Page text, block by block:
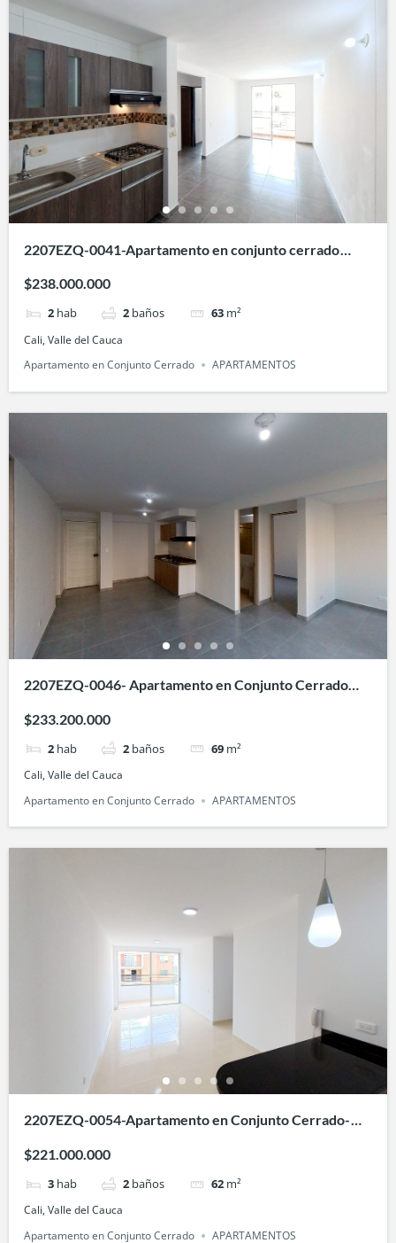
2207EZQ-0041-Apartamento en conjunto cerrado
$238.000.000
2 hab 2 baños 63 m²
Cali, Valle del Cauca
Apartamento en Conjunto Cerrado
APARTAMENTOS
2207EZQ-0046- Apartamento en Conjunto Cerrado
$233.200.000
2 hab 2 baños 69 m²
Cali, Valle del Cauca
Apartamento en Conjunto Cerrado
APARTAMENTOS
2207EZQ-0054-Apartamento en Conjunto Cerrado-
$221.000.000
3 hab 2 baños 62 m²
Cali, Valle del Cauca
Apartamento en Conjunto Cerrado
APARTAMENTOS